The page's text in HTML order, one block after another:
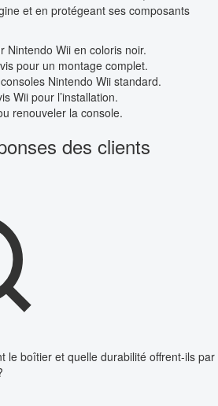
et en protégeant ses composants
Nintendo Wii en coloris noir.
pour un montage complet.
Nintendo Wii standard.
Wii pour l’installation.
renouveler la console.
des clients
le boîtier et quelle durabilité offrent-ils par